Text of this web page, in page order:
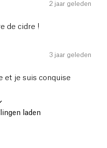
2 jaar geleden
de cidre !
3 jaar geleden
et je suis conquise
laden